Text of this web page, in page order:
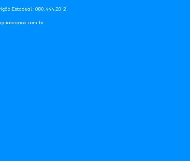
Estadual: 080.444.20-2